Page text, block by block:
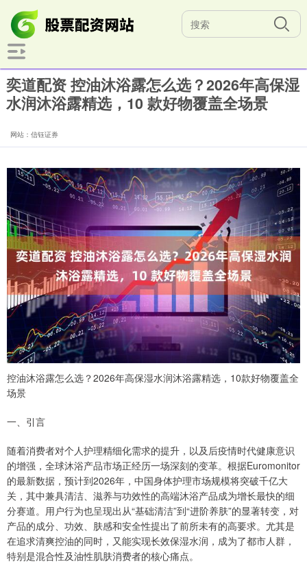
奕道配资 控油沐浴露怎么选？2026年高保湿
水润沐浴露精选，10 款好物覆盖全场景
网站：信钰证券
控油沐浴露怎么选？2026年高保湿水润沐浴露精选，10款好物覆盖全
场景
一、引言
随着消费者对个人护理精细化需求的提升，以及后疫情时代健康意识
的增强，全球沐浴产品市场正经历一场深刻的变革。根据Euromonitor
的最新数据，预计到2026年，中国身体护理市场规模将突破千亿大
关，其中兼具清洁、滋养与功效性的高端沐浴产品成为增长最快的细
分赛道。用户行为也呈现出从“基础清洁”到“进阶养肤”的显著转变，对
产品的成分、功效、肤感和安全性提出了前所未有的高要求。尤其是
在追求清爽控油的同时，又能实现长效保湿水润，成为了都市人群，
特别是混合性及油性肌肤消费者的核心痛点。